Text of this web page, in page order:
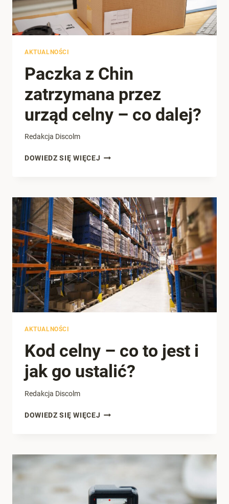
AKTUALNOŚCI
Paczka z Chin
zatrzymana przez
urząd celny – co dalej?
Redakcja Discolm
DOWIEDZ SIĘ WIĘCEJ PACZKA
PRZEZ
URZĄD
CELNY
–
CO
DALEJ?
AKTUALNOŚCI
Kod celny – co to jest i
jak go ustalić?
Redakcja Discolm
DOWIEDZ SIĘ WIĘCEJ KOD
TO
JAK
GO